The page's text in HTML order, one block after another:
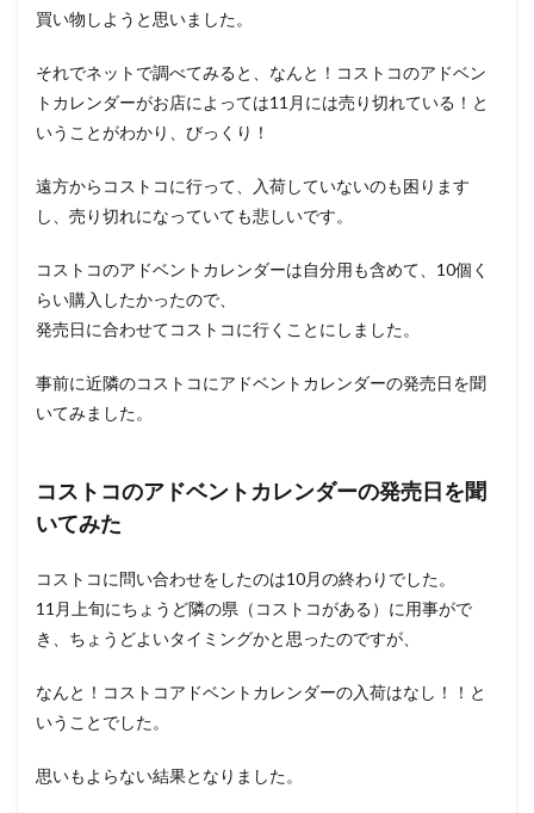
買い物しようと思いました。
それでネットで調べてみると、なんと！コストコのアドベン
トカレンダーがお店によっては11月には売り切れている！と
いうことがわかり、びっくり！
遠方からコストコに行って、入荷していないのも困ります
し、売り切れになっていても悲しいです。
コストコのアドベントカレンダーは自分用も含めて、10個く
らい購入したかったので、
発売日に合わせてコストコに行くことにしました。
事前に近隣のコストコにアドベントカレンダーの発売日を聞
いてみました。
コストコのアドベントカレンダーの発売日を聞
いてみた
コストコに問い合わせをしたのは10月の終わりでした。
11月上旬にちょうど隣の県（コストコがある）に用事がで
き、ちょうどよいタイミングかと思ったのですが、
なんと！コストコアドベントカレンダーの入荷はなし！！と
いうことでした。
思いもよらない結果となりました。